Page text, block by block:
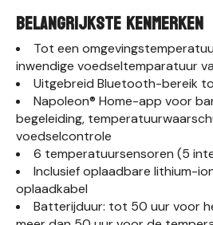
Belangrijkste Kenmerken
Tot een
inwendige voedseltemparatuur
Uitgebreid Bluetooth-bereik
Napoleon® Home-app voor
begeleiding,
voedselcontrole
6 temperatuursensoren (5
Inclusief oplaadbare lithium-
oplaadkabel
Batterijduur: tot 50 uur voor